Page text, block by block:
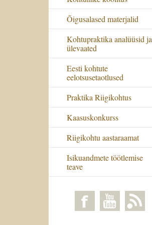
Õigusalased materjalid
Kohtupraktika analüüsid ja
ülevaated
Eesti kohtute
eelotsusetaotlused
Praktika Riigikohtus
Kaasuskonkurss
Riigikohtu aastaraamat
Isikuandmete töötlemise
teave